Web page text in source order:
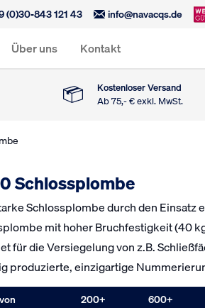
(0)30-843 121 43 info@navacqs.de
Über uns Kontakt
Kostenloser Versand
Ab 75,- € exkl. MwSt.
Schlossplombe
Schlossplombe durch den Einsatz
mit hoher Bruchfestigkeit (40
für die Versiegelung von z.B.
produzierte, einzigartige
200+ 600+